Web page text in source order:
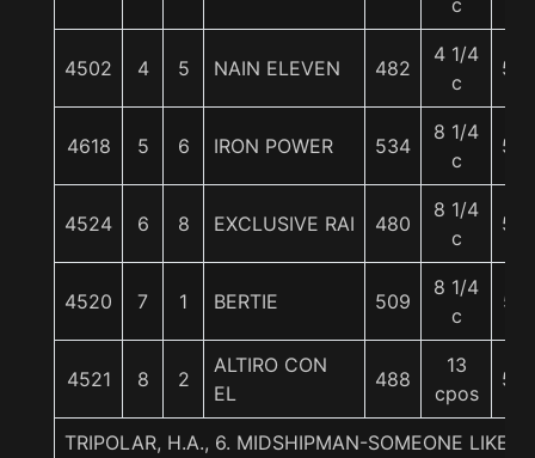
c
4502 4 5 NAIN ELEVEN 482
4 1/4
c
55
4618 5 6 IRON POWER 534
8 1/4
c
55
4524 6 8 EXCLUSIVE RAI 480
8 1/4
c
55
4520 7 1 BERTIE 509
8 1/4
c
57
4521 8 2
ALTIRO CON
EL
488
13
cpos
58
TRIPOLAR, H.A., 6. MIDSHIPMAN-SOMEONE LIKE